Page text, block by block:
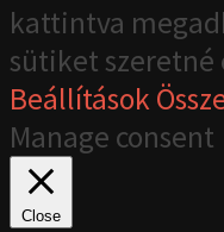
kattintva
sütiket szeretné
Beállítások
Manage consent
Close